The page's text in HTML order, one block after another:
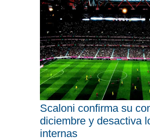
Scaloni confirma su
diciembre y desactiva
internas